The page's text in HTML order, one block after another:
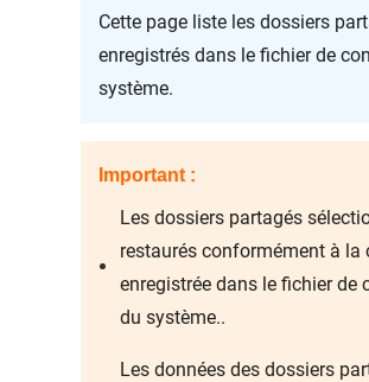
Cette page liste les dossiers
enregistrés dans le fichier de
système.
Important :
Les dossiers partagés
restaurés conformément à la
enregistrée dans le fichier de
du système..
Les données des dossiers